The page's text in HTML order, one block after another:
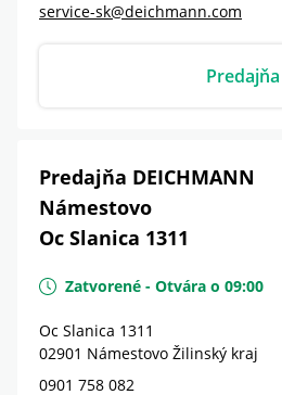
service-sk@deichmann.com
Predajňa
Predajňa DEICHMANN
Námestovo
Oc Slanica 1311
Zatvorené - Otvára o 09:00
Oc Slanica 1311
02901 Námestovo Žilinský kraj
0901 758 082